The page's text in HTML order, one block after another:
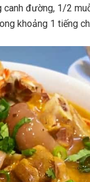
đường, 1/2
khoảng 1 tiếng